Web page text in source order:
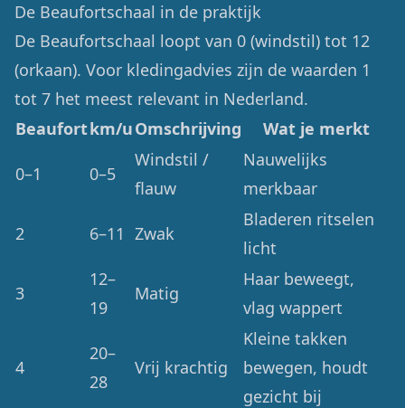
De Beaufortschaal in de praktijk
De Beaufortschaal loopt van 0 (windstil) tot 12
(orkaan). Voor kledingadvies zijn de waarden 1
tot 7 het meest relevant in Nederland.
Beaufortkm/uOmschrijving Wat je merkt
0–1 0–5
Windstil /
flauw
Nauwelijks
merkbaar
2 6–11 Zwak
Bladeren ritselen
licht
3
12–
19
Matig
Haar beweegt,
vlag wappert
4
20–
28
Vrij krachtig
Kleine takken
bewegen, houdt
gezicht bij